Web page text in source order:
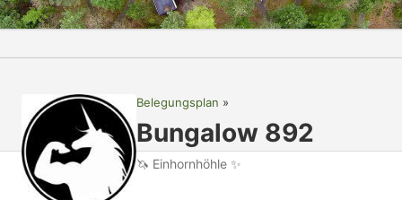
Belegungsplan
Bungalow 892
🦄 Einhornhöhle ✨